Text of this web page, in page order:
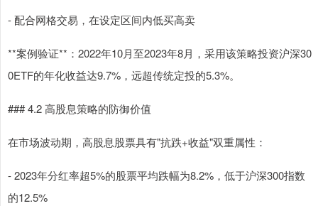
- 配合网格交易，在设定区间内低买高卖
**案例验证**：2022年10月至2023年8月，采用该策略投资沪深30
0ETF的年化收益达9.7%，远超传统定投的5.3%。
### 4.2 高股息策略的防御价值
在市场波动期，高股息股票具有"抗跌+收益"双重属性：
- 2023年分红率超5%的股票平均跌幅为8.2%，低于沪深300指数
的12.5%